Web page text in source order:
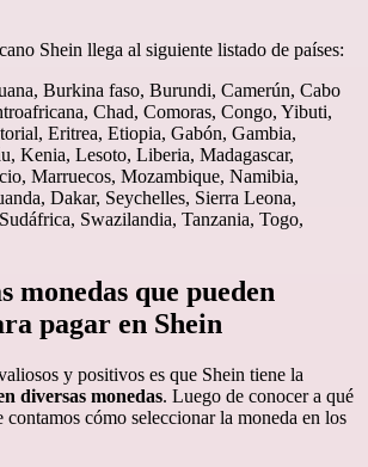
Shein llega al siguiente listado de países:
Burkina faso, Burundi, Camerún, Cabo
Chad, Comoras, Congo, Yibuti,
Eritrea, Etiopia, Gabón, Gambia,
Kenia, Lesoto, Liberia, Madagascar,
Marruecos, Mozambique, Namibia,
Dakar, Seychelles, Sierra Leona,
Swazilandia, Tanzania, Togo,
monedas que pueden
pagar en Shein
y positivos es que Shein tiene la
diversas monedas. Luego de conocer a qué
contamos cómo seleccionar la moneda en los